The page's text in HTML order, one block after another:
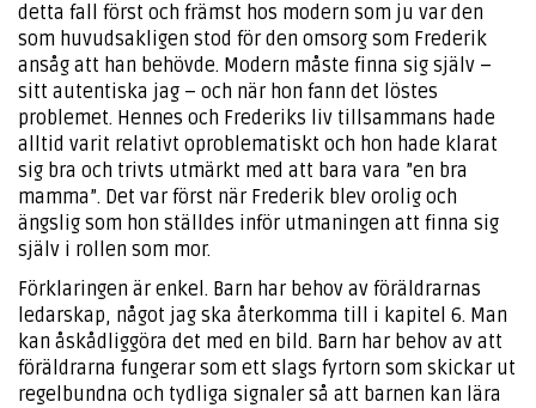
detta fall först och främst hos modern som ju var den
som huvudsakligen stod för den omsorg som Frederik
ansåg att han behövde. Modern måste finna sig själv –
sitt autentiska jag – och när hon fann det löstes
problemet. Hennes och Frederiks liv tillsammans hade
alltid varit relativt oproblematiskt och hon hade klarat
sig bra och trivts utmärkt med att bara vara ”en bra
mamma”. Det var först när Frederik blev orolig och
ängslig som hon ställdes inför utmaningen att finna sig
själv i rollen som mor.
Förklaringen är enkel. Barn har behov av föräldrarnas
ledarskap, något jag ska återkomma till i kapitel 6. Man
kan åskådliggöra det med en bild. Barn har behov av att
föräldrarna fungerar som ett slags fyrtorn som skickar ut
regelbundna och tydliga signaler så att barnen kan lära